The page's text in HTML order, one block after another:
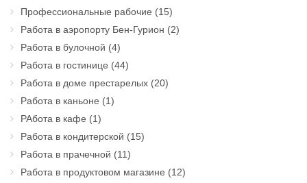
Профессиональные рабочие (15)
Работа в аэропорту Бен-Гурион (2)
Работа в булочной (4)
Работа в гостинице (44)
Работа в доме престарелых (20)
Работа в каньоне (1)
РАбота в кафе (1)
Работа в кондитерской (15)
Работа в прачечной (11)
Работа в продуктовом магазине (12)